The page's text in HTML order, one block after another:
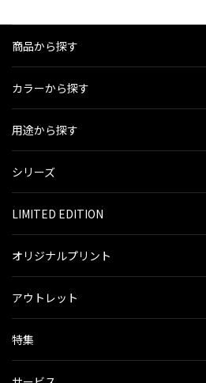
商品から探す
カラーから探す
用途から探す
シリーズ
LIMITED EDITION
オリジナルプリント
アウトレット
特集